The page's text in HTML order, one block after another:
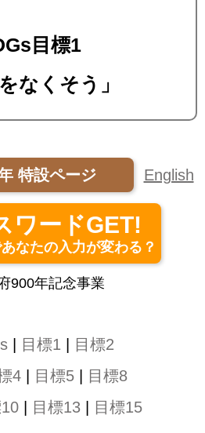
目標1
なくそう」
特設ページ English
ワードGET!
あなたの入力が変わる？
900年記念事業
目標1
目標2
4| 目標5|
目標8
目標13 目標15